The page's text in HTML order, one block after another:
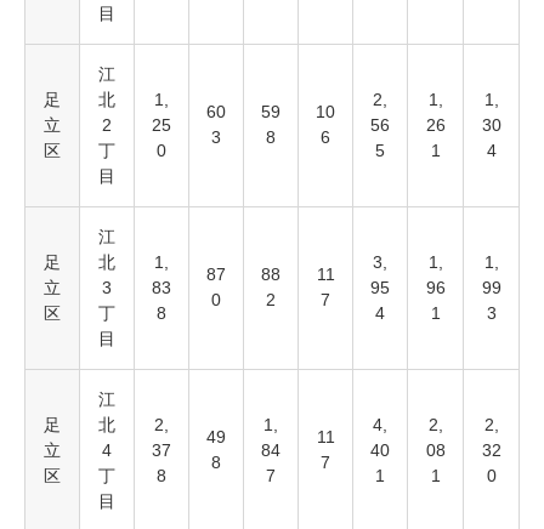
目
足
立
区
江
北
2
丁
目
1,
25
0
60
3
59
8
10
6
2,
56
5
1,
26
1
1,
30
4
足
立
区
江
北
3
丁
目
1,
83
8
87
0
88
2
11
7
3,
95
4
1,
96
1
1,
99
3
足
立
区
江
北
4
丁
目
2,
37
8
49
8
1,
84
7
11
7
4,
40
1
2,
08
1
2,
32
0